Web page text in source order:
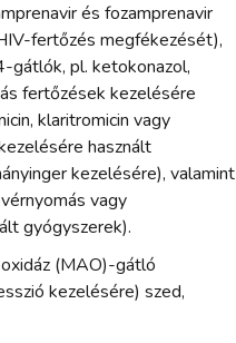
és fozamprenavir
fertőzés megfékezését),
gátlók, pl. ketokonazol,
fertőzések kezelésére
klaritromicin vagy
használt
kezelésére), valamint
vagy
gyógyszerek).
(MAO)-gátló
kezelésére) szed,